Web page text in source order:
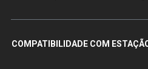
COMPATIBILIDADE COM